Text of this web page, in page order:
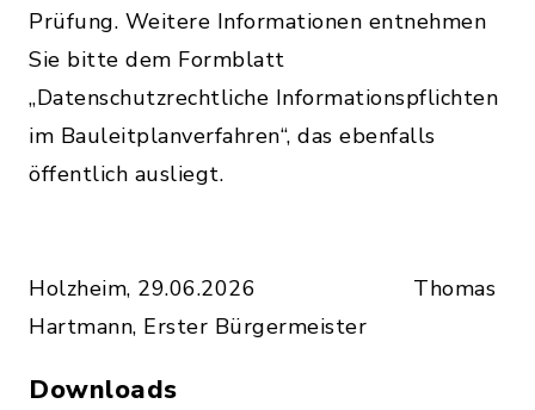
Prüfung. Weitere Informationen entnehmen
Sie bitte dem Formblatt
„Datenschutzrechtliche Informationspflichten
im Bauleitplanverfahren“, das ebenfalls
öffentlich ausliegt.
Holzheim, 29.06.2026 Thomas
Hartmann, Erster Bürgermeister
Downloads